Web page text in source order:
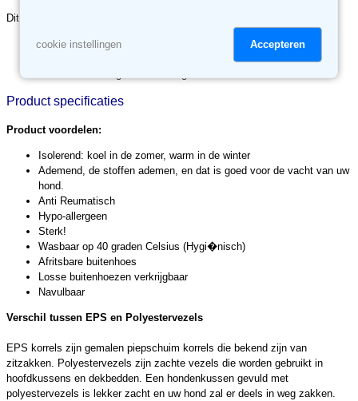
Dit kussen is leverbaar in drie maten:
80x55x15 cm - geschikt voor kleine honden
100x75x15 cm - geschikt voor middelgrote honden
Product specificaties
Product voordelen:
Isolerend: koel in de zomer, warm in de winter
Ademend, de stoffen ademen, en dat is goed voor de vacht van uw
hond.
Anti Reumatisch
Hypo-allergeen
Sterk!
Wasbaar op 40 graden Celsius (Hygi�nisch)
Afritsbare buitenhoes
Losse buitenhoezen verkrijgbaar
Navulbaar
Verschil tussen EPS en Polyestervezels
EPS korrels zijn gemalen piepschuim korrels die bekend zijn van
zitzakken. Polyestervezels zijn zachte vezels die worden gebruikt in
hoofdkussens en dekbedden. Een hondenkussen gevuld met
polyestervezels is lekker zacht en uw hond zal er deels in weg zakken.
cookie instellingen Accepteren